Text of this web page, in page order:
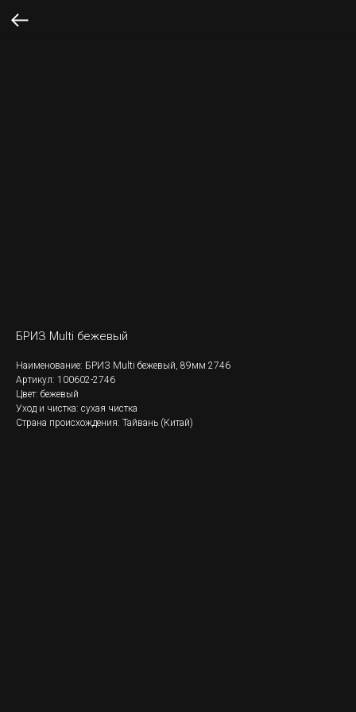
БРИЗ Multi бежевый
Наименование: БРИЗ Multi бежевый, 89мм 2746
Артикул: 100602-2746
Цвет: бежевый
Уход и чистка: сухая чистка
Страна происхождения: Тайвань (Китай)